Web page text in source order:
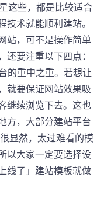
这些，都是比较适合
术就能顺利建站。
站，可不是操作简单
要注重以下四点：
的重中之重。若想让
就要保证网站效果吸
继续浏览下去。这也
方，大部分建站平台
显然，太过难看的模
以大家一定要选择设
线了」建站模板就做